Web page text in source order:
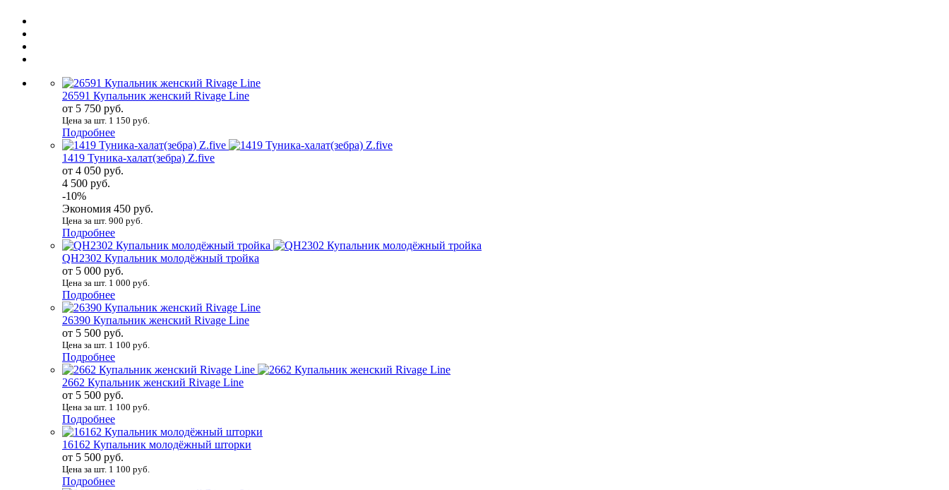
26591 Купальник женский Rivage Line
от 5 750 руб.
Цена за шт. 1 150 руб.
Подробнее
1419 Туника-халат(зебра) Z.five
от 4 050 руб.
4 500 руб.
-10%
Экономия 450 руб.
Цена за шт. 900 руб.
Подробнее
QH2302 Купальник молодёжный тройка
от 5 000 руб.
Цена за шт. 1 000 руб.
Подробнее
26390 Купальник женский Rivage Line
от 5 500 руб.
Цена за шт. 1 100 руб.
Подробнее
2662 Купальник женский Rivage Line
от 5 500 руб.
Цена за шт. 1 100 руб.
Подробнее
16162 Купальник молодёжный шторки
от 5 500 руб.
Цена за шт. 1 100 руб.
Подробнее